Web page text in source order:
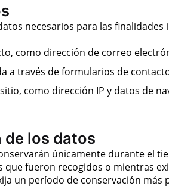
necesarios para las finalidades
como dirección de correo
a través de formularios de
como dirección IP y datos de
de los datos
únicamente durante el
que fueron recogidos o mientras
un período de conservación más